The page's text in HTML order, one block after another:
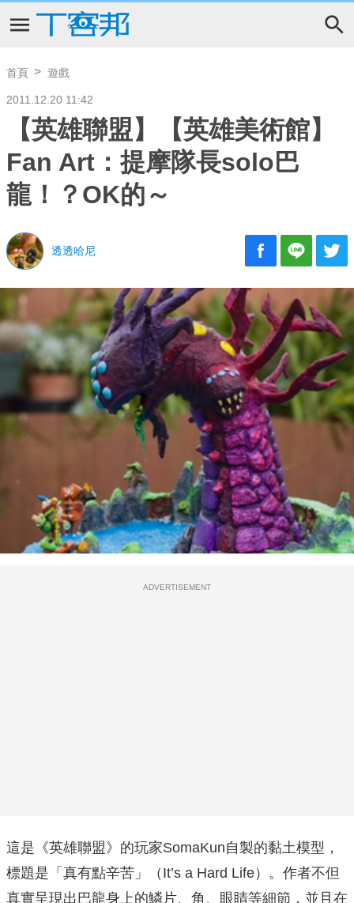
首頁 遊戲
2011.12.20 11:42
【英雄聯盟】【英雄美術館】
Fan Art：提摩隊長solo巴
龍！？OK的～
透透哈尼
ADVERTISEMENT
這是《英雄聯盟》的玩家SomaKun自製的黏土模型，
標題是「真有點辛苦」（It’s a Hard Life）。作者不但
真實呈現出巴龍身上的鱗片、角、眼睛等細節，並且在